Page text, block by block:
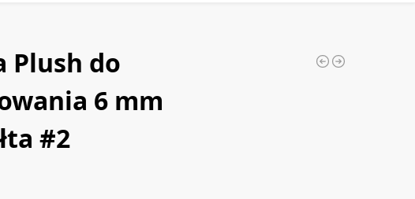
Plush do
6 mm
#2